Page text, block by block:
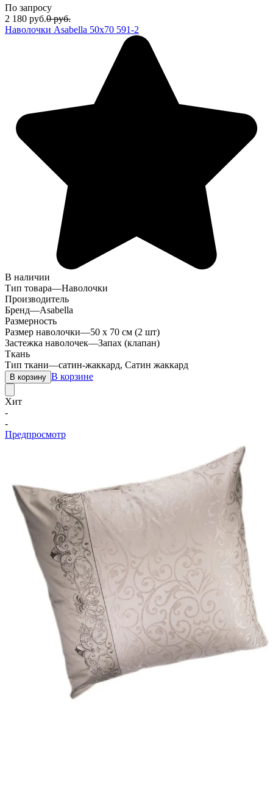
По запросу
2 180 руб.0 руб.
Наволочки Asabella 50x70 591-2
В наличии
Тип товара—Наволочки
Производитель
Бренд—Asabella
Размерность
Размер наволочки—50 х 70 см (2 шт)
Застежка наволочек—Запах (клапан)
Ткань
Тип ткани—сатин-жаккард, Сатин жаккард
В корзину В корзине
Хит
-
-
Предпросмотр